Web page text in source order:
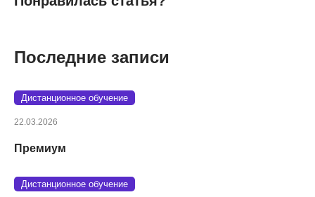
Последние записи
Дистанционное обучение
22.03.2026
Премиум
Дистанционное обучение